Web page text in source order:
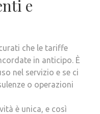
e
che le tariffe
in anticipo. È
nel servizio e se ci
o operazioni
è unica, e così